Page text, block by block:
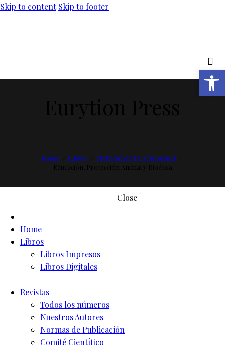
Skip to content Skip to footer
Home Libros
Distribución Internacional
Close
Home
Libros
Libros Impresos
Libros Digitales
Revistas
Todos los números
Nuestros Autores
Normas de Publicación
Comité Científico
Abrir barra de herramientas